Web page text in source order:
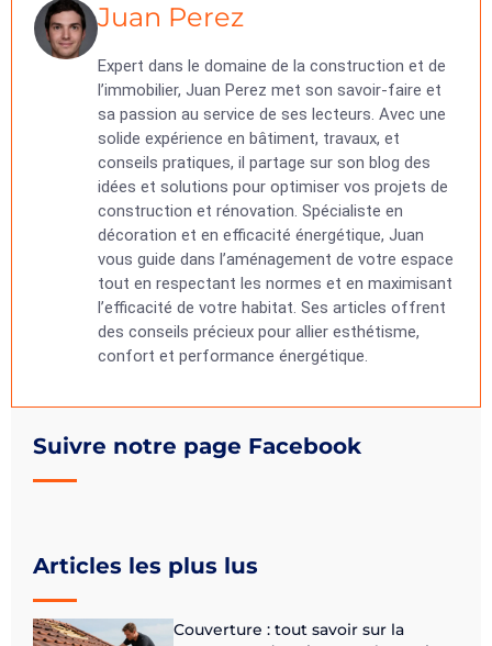
Suivre notre page Facebook
Articles les plus lus
Couverture : tout savoir sur la
Juan Perez
Expert dans le domaine de la construction et de
l’immobilier, Juan Perez met son savoir-faire et
sa passion au service de ses lecteurs. Avec une
solide expérience en bâtiment, travaux, et
conseils pratiques, il partage sur son blog des
idées et solutions pour optimiser vos projets de
construction et rénovation. Spécialiste en
décoration et en efficacité énergétique, Juan
vous guide dans l’aménagement de votre espace
tout en respectant les normes et en maximisant
l’efficacité de votre habitat. Ses articles offrent
des conseils précieux pour allier esthétisme,
confort et performance énergétique.